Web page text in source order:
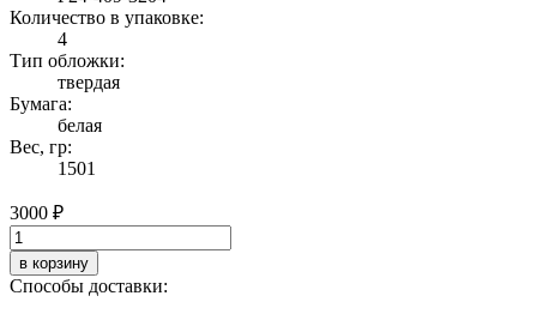
Количество в упаковке:
4
Тип обложки:
твердая
Бумага:
белая
Вес, гр:
1501
3000 ₽
в корзину
Способы доставки: